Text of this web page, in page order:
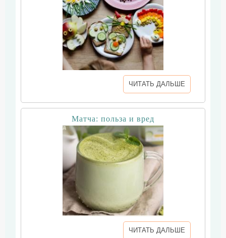
ЧИТАТЬ ДАЛЬШЕ
Матча: польза и вред
ЧИТАТЬ ДАЛЬШЕ